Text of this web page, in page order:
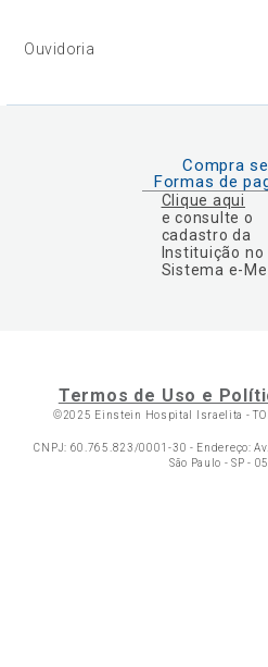
Ouvidoria
Compra
Formas de
Clique aqui
e consulte o
cadastro da
Instituição no
Sistema e-
Termos de Uso e
©2025 Einstein Hospital Israelita -
CNPJ: 60.765.823/0001-30 - Endereço:
São Paulo - SP -